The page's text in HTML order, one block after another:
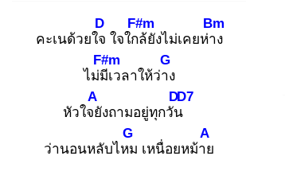
คะเนด้วยใจ
D
ใจใกล้
F#m
ยังไม่เคยห่าง
Bm
ไม่มีเ
F#m
วลาให้ว่าง
G
หัวใจยั
A
งถามอยู่ทุกวัน
DD7
ว่านอนหลับไหม
G
เหนื่อยหม้าย
A